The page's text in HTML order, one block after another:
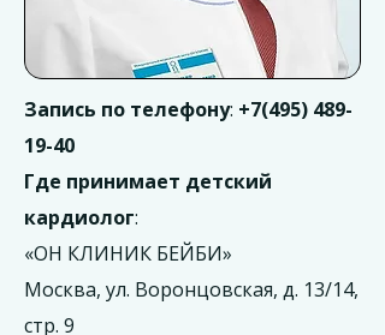
Запись по телефону: +7(495) 489-
19-40
Где принимает детский
кардиолог:
«ОН КЛИНИК БЕЙБИ»
Москва, ул. Воронцовская, д. 13/14,
стр. 9